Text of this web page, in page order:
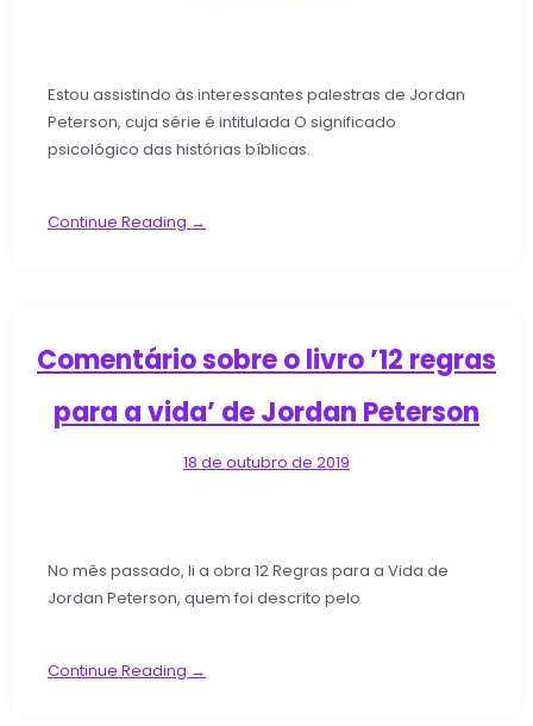
Estou assistindo às interessantes palestras de Jordan
Peterson, cuja série é intitulada O significado
psicológico das histórias bíblicas.
Continue Reading →
Comentário sobre o livro ’12 regras
para a vida’ de Jordan Peterson
18 de outubro de 2019
No mês passado, li a obra 12 Regras para a Vida de
Jordan Peterson, quem foi descrito pelo
Continue Reading →